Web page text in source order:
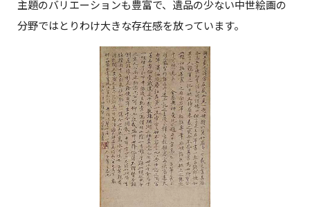
主題のバリエーションも豊富で、遺品の少ない中世絵画の
分野ではとりわけ大きな存在感を放っています。